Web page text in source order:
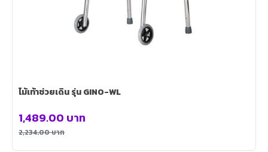
ไม้เท้าช่วยเดิน รุ่น GINO-WL
2,234.00บาท
1,489.00 บาท